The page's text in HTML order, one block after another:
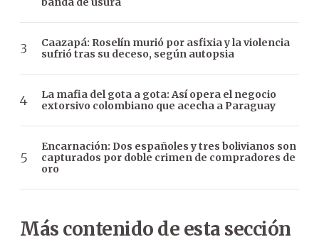
Caazapá: Roselín murió por asfixia y la violencia
sufrió tras su deceso, según autopsia
La mafia del gota a gota: Así opera el negocio
extorsivo colombiano que acecha a Paraguay
Encarnación: Dos españoles y tres bolivianos son
capturados por doble crimen de compradores de
oro
Más contenido de esta sección